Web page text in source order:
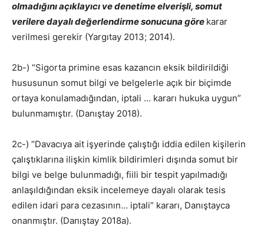
olmadığını açıklayıcı ve denetime elverişli, somut
verilere dayalı değerlendirme sonucuna göre karar
verilmesi gerekir (Yargıtay 2013; 2014).
2b-) “Sigorta primine esas kazancın eksik bildirildiği
hususunun somut bilgi ve belgelerle açık bir biçimde
ortaya konulamadığından, iptali … kararı hukuka uygun”
bulunmamıştır. (Danıştay 2018).
2c-) “Davacıya ait işyerinde çalıştığı iddia edilen kişilerin
çalıştıklarına ilişkin kimlik bildirimleri dışında somut bir
bilgi ve belge bulunmadığı, fiili bir tespit yapılmadığı
anlaşıldığından eksik incelemeye dayalı olarak tesis
edilen idari para cezasının… iptali” kararı, Danıştayca
onanmıştır. (Danıştay 2018a).